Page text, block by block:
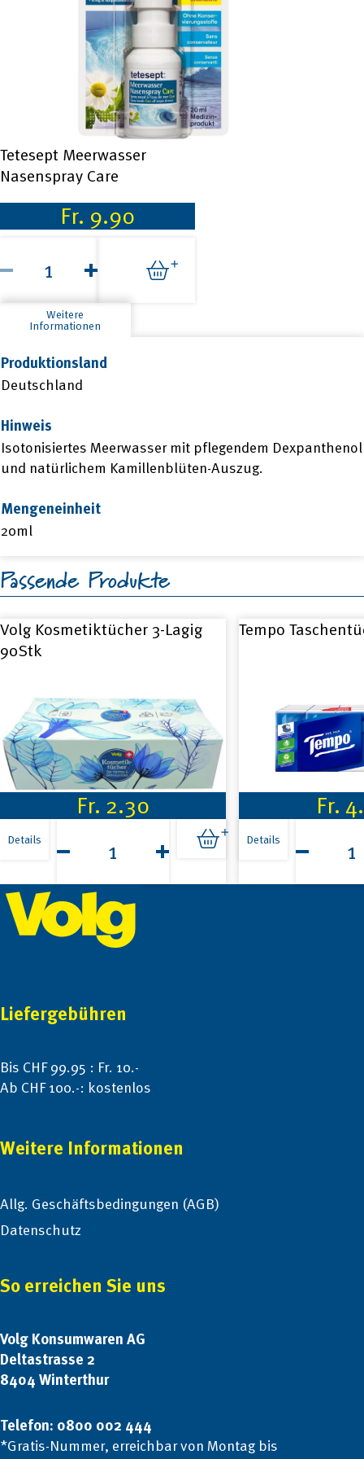
Tetesept Meerwasser
Nasenspray Care
Fr. 9.90
Nasenspray
Menge Weitere
Informationen
Produktionsland
Deutschland
Hinweis
Isotonisiertes Meerwasser mit pflegendem Dexpanthenol
und natürlichem Kamillenblüten-Auszug.
Mengeneinheit
20ml
Passende Produkte
Volg Kosmetiktücher 3-Lagig
90Stk
Fr. 2.30
Details
3-
90Stk
Menge
Tempo
Fr.
Details
15x10Stk
Footer
Liefergebühren
Bis CHF 99.95 : Fr. 10.-
Ab CHF 100.-: kostenlos
Weitere Informationen
Allg. Geschäftsbedingungen (AGB)
Datenschutz
So erreichen Sie uns
Volg Konsumwaren AG
Deltastrasse 2
8404 Winterthur
Telefon: 0800 002 444
*Gratis-Nummer, erreichbar von Montag bis